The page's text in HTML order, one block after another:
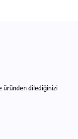
üründen dilediğinizi